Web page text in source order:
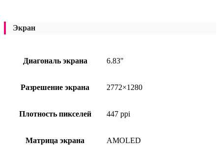
Экран
Диагональ экрана 6.83"
Разрешение экрана 2772×1280
Плотность пикселей 447 ppi
Матрица экрана AMOLED